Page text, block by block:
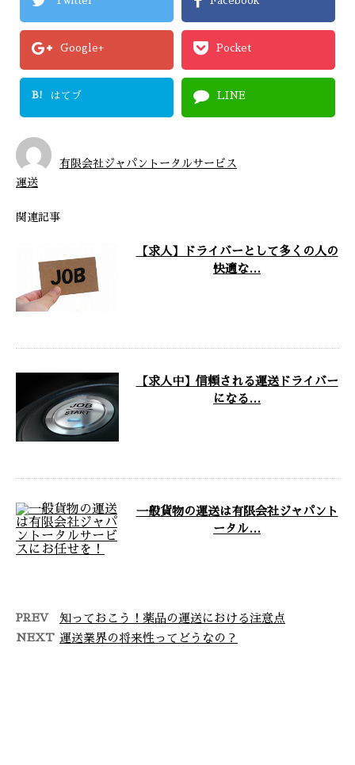
Google+ Pocket
B! はてブ LINE
有限会社ジャパントータルサービス
運送
関連記事
【求人】ドライバーとして多くの人の
快適な…
【求人中】信頼される運送ドライバー
になる…
一般貨物の運送は有限会社ジャパント
ータル…
PREV 知っておこう！薬品の運送における注意点
NEXT 運送業界の将来性ってどうなの？